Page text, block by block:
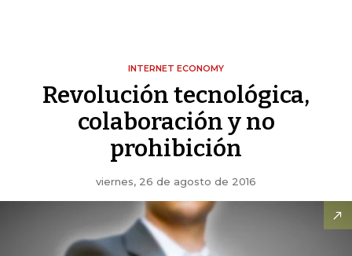
INTERNET ECONOMY
Revolución tecnológica,
colaboración y no
prohibición
viernes, 26 de agosto de 2016